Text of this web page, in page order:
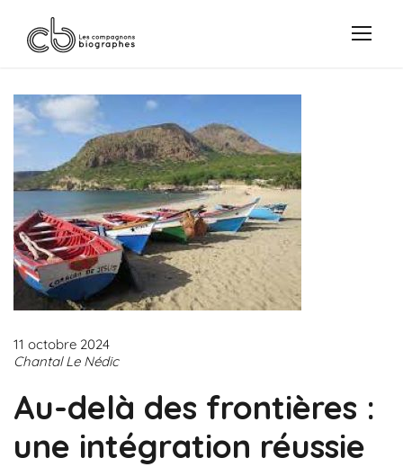
11 octobre 2024
Chantal Le Nédic
Au-delà des frontières :
une intégration réussie